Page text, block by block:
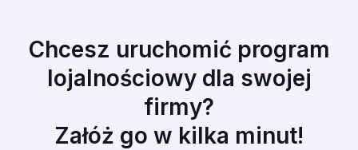
Chcesz uruchomić program
lojalnościowy dla swojej
firmy?
Załóż go w kilka minut!